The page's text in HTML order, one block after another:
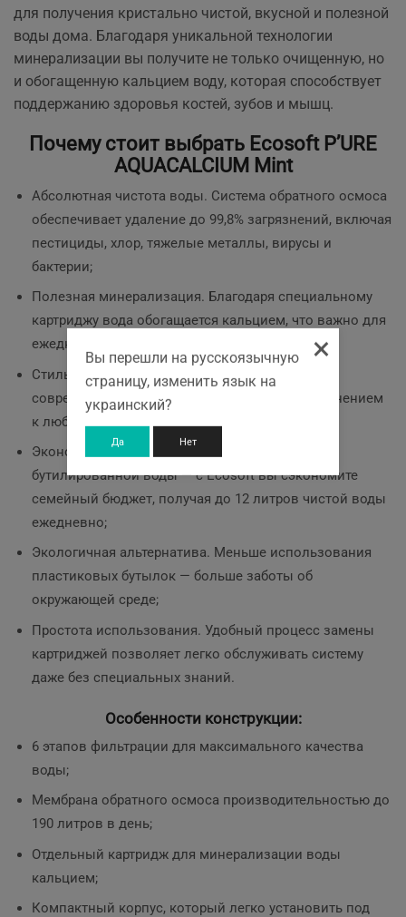
для получения кристально чистой, вкусной и полезной
воды дома. Благодаря уникальной технологии
минерализации вы получите не только очищенную, но
и обогащенную кальцием воду, которая способствует
поддержанию здоровья костей, зубов и мышц.
Почему стоит выбрать Ecosoft P’URE
AQUACALCIUM Mint
Абсолютная чистота воды. Система обратного осмоса
обеспечивает удаление до 99,8% загрязнений, включая
пестициды, хлор, тяжелые металлы, вирусы и
бактерии;
Полезная минерализация. Благодаря специальному
картриджу вода обогащается кальцием, что важно для
ежедневного рациона всей семьи;
Стильный дизайн. Нежный оттенок Mint и
современный вид станут гармоничным дополнением
к любой кухне.
Экономия средств. Забудьте о покупке
бутилированной воды — с Ecosoft вы сэкономите
семейный бюджет, получая до 12 литров чистой воды
ежедневно;
Экологичная альтернатива. Меньше использования
пластиковых бутылок — больше заботы об
окружающей среде;
Простота использования. Удобный процесс замены
картриджей позволяет легко обслуживать систему
даже без специальных знаний.
Особенности конструкции:
6 этапов фильтрации для максимального качества
воды;
Мембрана обратного осмоса производительностью до
190 литров в день;
Отдельный картридж для минерализации воды
кальцием;
Компактный корпус, который легко установить под
×
Вы перешли на русскоязычную
страницу, изменить язык на
украинский?
Да Нет